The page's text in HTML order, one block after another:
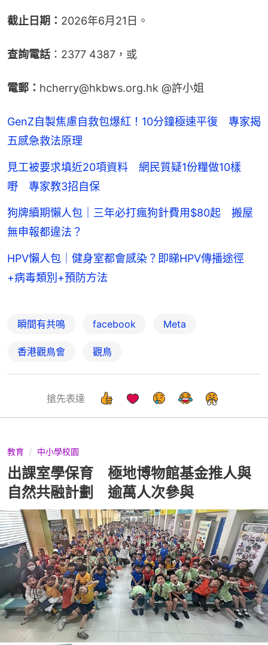
截止日期： 2026年6月21日。
查詢電話 ：2377 4387，或
電郵： hcherry@hkbws.org.hk @許小姐
GenZ自製焦慮自救包爆紅！10分鐘極速平復 專家揭
五感急救法原理
見工被要求填近20項資料 網民質疑1份糧做10樣
嘢 專家教3招自保
狗牌續期懶人包｜三年必打瘋狗針費用$80起 搬屋
無申報都違法？
HPV懶人包｜健身室都會感染？即睇HPV傳播途徑
+病毒類別+預防方法
瞬間有共鳴 facebook Meta
香港觀鳥會 觀鳥
搶先表達
教育 中小學校園
出課室學保育 極地博物館基金推人與
自然共融計劃 逾萬人次參與